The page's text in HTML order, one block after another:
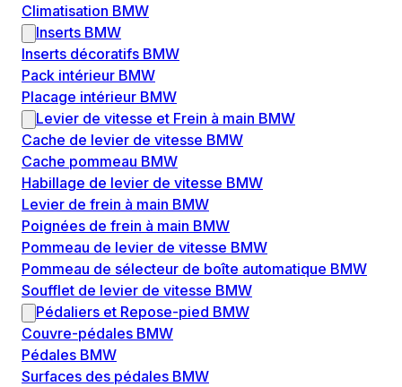
Climatisation BMW
Inserts BMW
Inserts décoratifs BMW
Pack intérieur BMW
Placage intérieur BMW
Levier de vitesse et Frein à main BMW
Cache de levier de vitesse BMW
Cache pommeau BMW
Habillage de levier de vitesse BMW
Levier de frein à main BMW
Poignées de frein à main BMW
Pommeau de levier de vitesse BMW
Pommeau de sélecteur de boîte automatique BMW
Soufflet de levier de vitesse BMW
Pédaliers et Repose-pied BMW
Couvre-pédales BMW
Pédales BMW
Surfaces des pédales BMW